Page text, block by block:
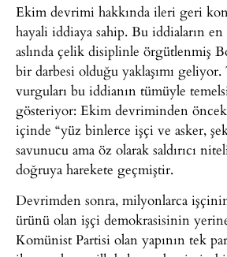
Ekim devrimi hakkında ileri geri
hayali iddiaya sahip. Bu iddiaların
aslında çelik disiplinle örgütlenmiş
bir darbesi olduğu yaklaşımı
vurguları bu iddianın tümüyle
gösteriyor: Ekim devriminden
içinde “yüz binlerce işçi ve asker,
savunucu ama öz olarak saldırıcı
doğruya harekete geçmiştir.
Devrimden sonra, milyonlarca
ürünü olan işçi demokrasisinin
Komünist Partisi olan yapının tek